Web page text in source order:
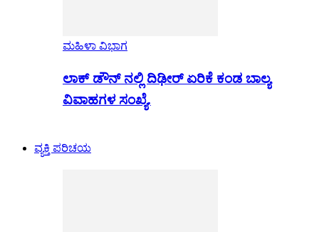
ಮಹಿಳಾ ವಿಭಾಗ
ಲಾಕ್ ಡೌನ್ ನಲ್ಲಿ ದಿಢೀರ್ ಏರಿಕೆ ಕಂಡ ಬಾಲ್ಯ
ವಿವಾಹಗಳ ಸಂಖ್ಯೆ.
ವ್ಯಕ್ತಿ ಪರಿಚಯ